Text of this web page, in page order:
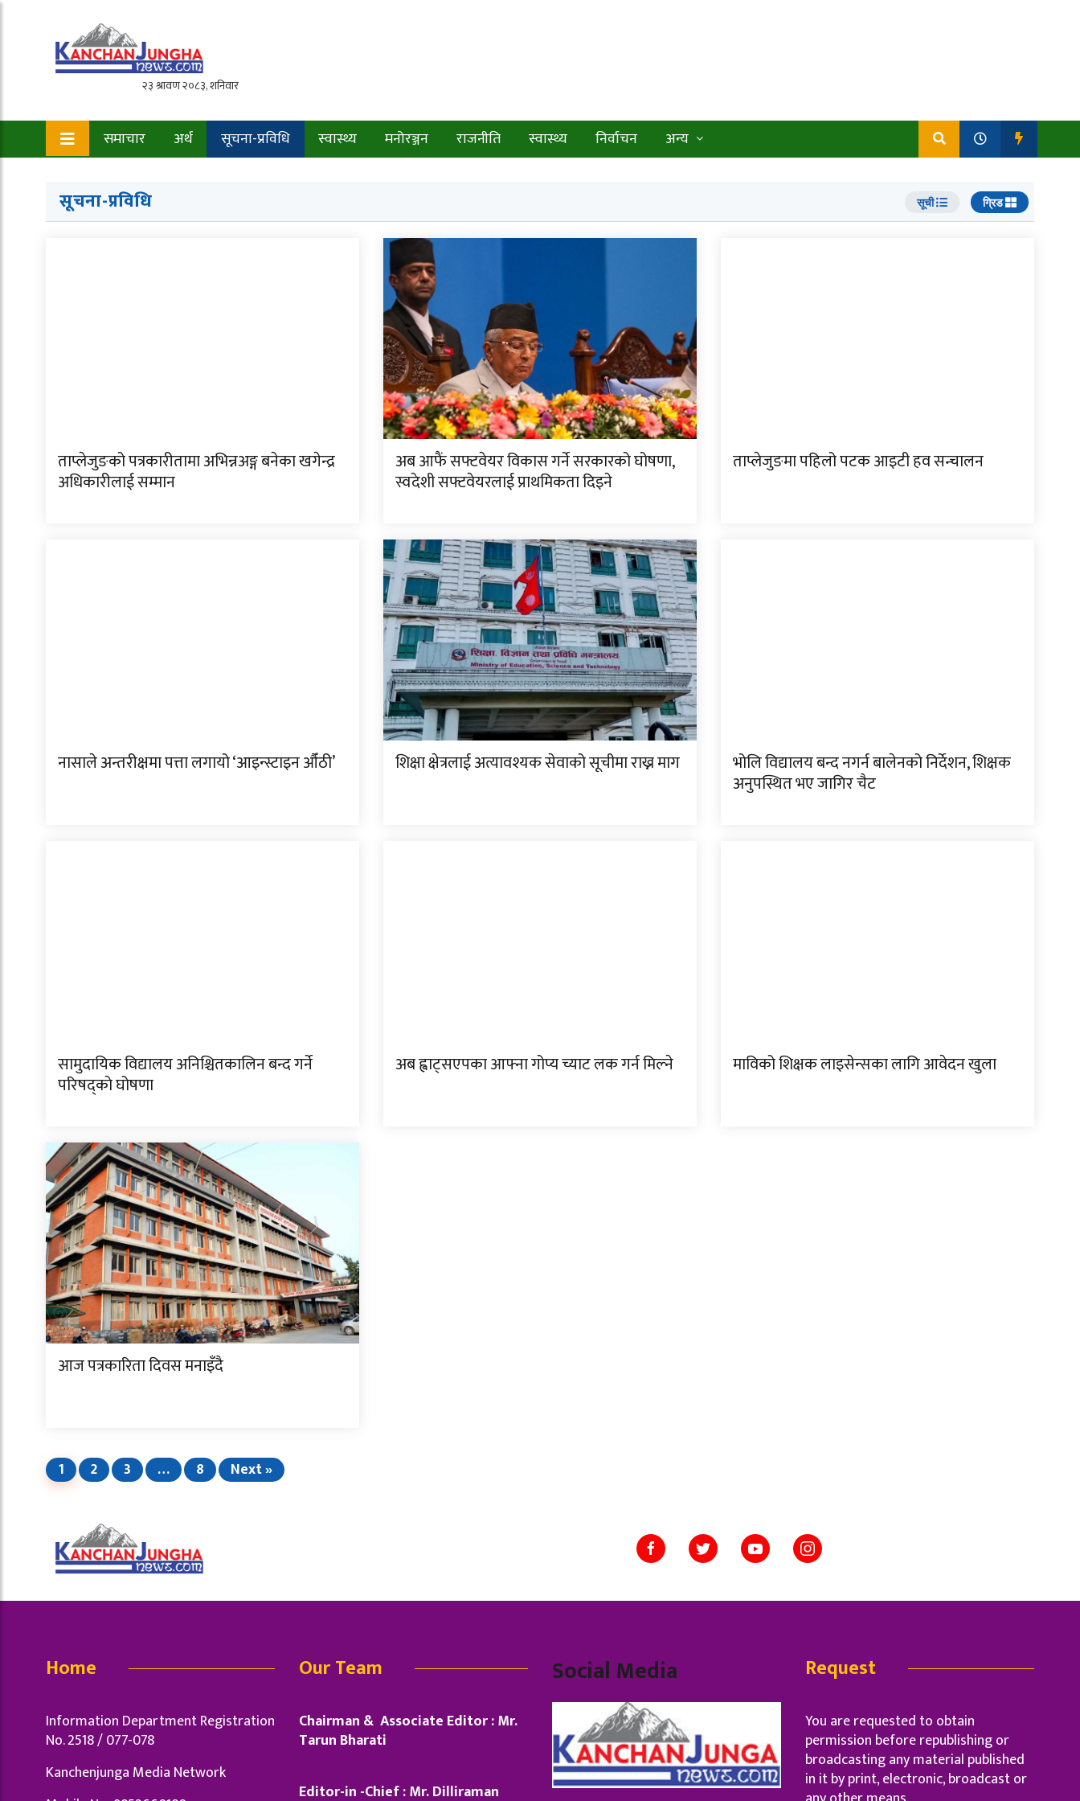
समाचार अर्थ सूचना-प्रविधि स्वास्थ्य मनोरञ्जन राजनीति स्वास्थ्य निर्वाचन अन्य
सूचना-प्रविधि सूची ग्रिड
ताप्लेजुङको पत्रकारीतामा अभिन्नअङ्ग बनेका खगेन्द्र
अधिकारीलाई सम्मान
अब आफैं सफ्टवेयर विकास गर्ने सरकारको घोषणा,
स्वदेशी सफ्टवेयरलाई प्राथमिकता दिइने
ताप्लेजुङमा पहिलो पटक आइटी हव सन्चालन
नासाले अन्तरीक्षमा पत्ता लगायो ‘आइन्स्टाइन औँठी’ शिक्षा क्षेत्रलाई अत्यावश्यक सेवाको सूचीमा राख्न माग भोलि विद्यालय बन्द नगर्न बालेनको निर्देशन, शिक्षक
अनुपस्थित भए जागिर चैट
सामुदायिक विद्यालय अनिश्चितकालिन बन्द गर्ने
परिषद्काे घोषणा
अब ह्वाट्सएपका आफ्ना गोप्य च्याट लक गर्न मिल्ने माविको शिक्षक लाइसेन्सका लागि आवेदन खुला
आज पत्रकारिता दिवस मनाइँदै
1 2 3 … 8 Next »
Home
Information Department Registration
No. 2518 / 077-078
Kanchenjunga Media Network
Our Team
Chairman & Associate Editor : Mr.
Tarun Bharati
Editor-in -Chief : Mr. Dilliraman
Social Media Request
You are requested to obtain
permission before republishing or
broadcasting any material published
in it by print, electronic, broadcast or